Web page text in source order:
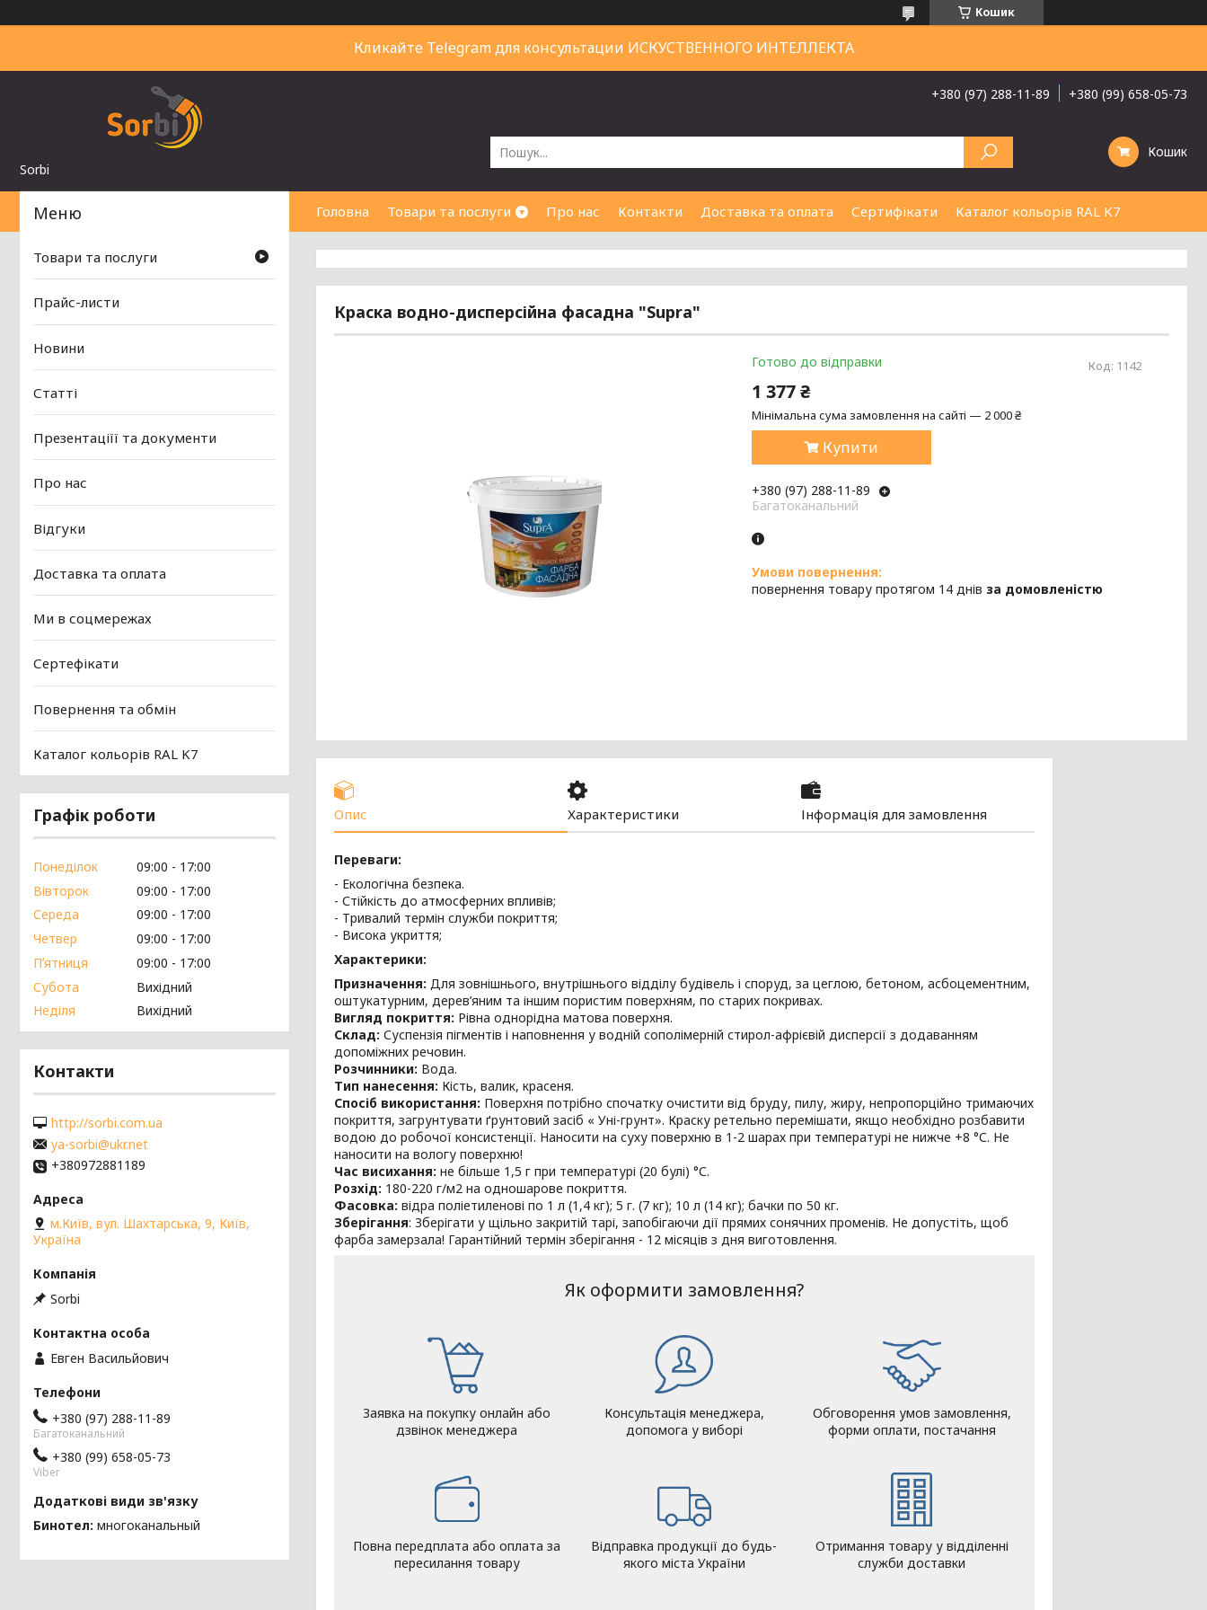
Кошик
Кликайте Telegram для консультации ИСКУСТВЕННОГО ИНТЕЛЛЕКТА
Sorbi
+380 (97) 288-11-89 +380 (99) 658-05-73
Кошик
Головна Товари та послуги Про нас Контакти Доставка та оплата Сертифікати Каталог кольорів RAL K7
Краска водно-дисперсійна фасадна "Supra"
Готово до відправки Код: 1142
1 377 ₴
Мінімальна сума замовлення на сайті — 2 000 ₴
Купити
+380 (97) 288-11-89
Багатоканальний
повернення товару протягом 14 днів за домовленістю
Опис Характеристики Інформація для замовлення
Переваги:
- Екологічна безпека.
- Стійкість до атмосферних впливів;
- Тривалий термін служби покриття;
- Висока укриття;
Характерики:
Призначення: Для зовнішнього, внутрішнього відділу будівель і споруд, за цеглою, бетоном, асбоцементним,
оштукатурним, дерев’яним та іншим пористим поверхням, по старих покривах.
Вигляд покриття: Рівна однорідна матова поверхня.
Склад: Суспензія пігментів і наповнення у водній сополімерній стирол-афрієвій дисперсії з додаванням
допоміжних речовин.
Розчинники: Вода.
Тип нанесення: Кість, валик, красеня.
Спосіб використання: Поверхня потрібно спочатку очистити від бруду, пилу, жиру, непропорційно тримаючих
покриття, загрунтувати ґрунтовий засіб « Уні-грунт». Краску ретельно перемішати, якщо необхідно розбавити
водою до робочої консистенції. Наносити на суху поверхню в 1-2 шарах при температурі не нижче +8 °С. Не
наносити на вологу поверхню!
Час висихання: не більше 1,5 г при температурі (20 булі) °С.
Розхід: 180-220 г/м2 на одношарове покриття.
Фасовка: відра поліетиленові по 1 л (1,4 кг); 5 г. (7 кг); 10 л (14 кг); бачки по 50 кг.
Зберігання: Зберігати у щільно закритій тарі, запобігаючи дії прямих сонячних променів. Не допустіть, щоб
фарба замерзала! Гарантійний термін зберігання - 12 місяців з дня виготовлення.
Як оформити замовлення?
Заявка на покупку онлайн або
дзвінок менеджера
Консультація менеджера,
допомога у виборі
Обговорення умов замовлення,
форми оплати, постачання
Повна передплата або оплата за
пересилання товару
Відправка продукції до будь-
якого міста України
Отримання товару у відділенні
служби доставки
Товари та послуги
Прайс-листи
Новини
Статті
Презентаціїї та документи
Про нас
Відгуки
Доставка та оплата
Ми в соцмережах
Сертефікати
Повернення та обмін
Каталог кольорів RAL K7
Графік роботи
Понеділок 09:00
17:00
Вівторок
09:00
17:00
Середа
09:00
17:00
Четвер
09:00
17:00
Пʼятниця
09:00
17:00
Субота
Вихідний
Неділя
Вихідний
Контакти
http://sorbi.com.ua
ya-sorbi@ukr.net
+380972881189
м.Київ, вул. Шахтарська, 9, Київ,
Україна
Sorbi
Евген Васильйович
+380 (97) 288-11-89
Багатоканальний
+380 (99) 658-05-73
Viber
Бинотел многоканальный